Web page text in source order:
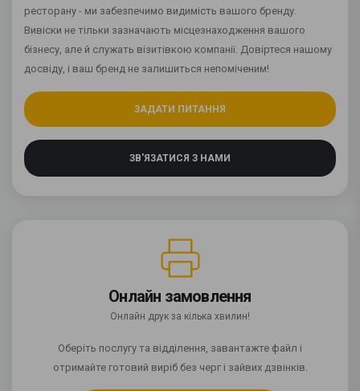
ресторану - ми забезпечимо видимість вашого бренду.
Вивіски не тільки зазначають місцезнаходження вашого
бізнесу, але й служать візитівкою компанії. Довіртеся нашому
досвіду, і ваш бренд не залишиться непоміченим!
ЗАДАТИ ПИТАННЯ
ЗВ'ЯЗАТИСЯ З НАМИ
Онлайн замовлення
Онлайн друк за кілька хвилин!
Оберіть послугу та відділення, завантажте файл і
отримайте готовий виріб без черг і зайвих дзвінків.